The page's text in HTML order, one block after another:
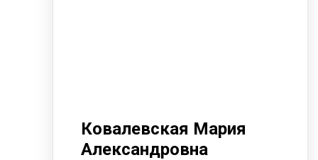
Ковалевская Мария
Александровна